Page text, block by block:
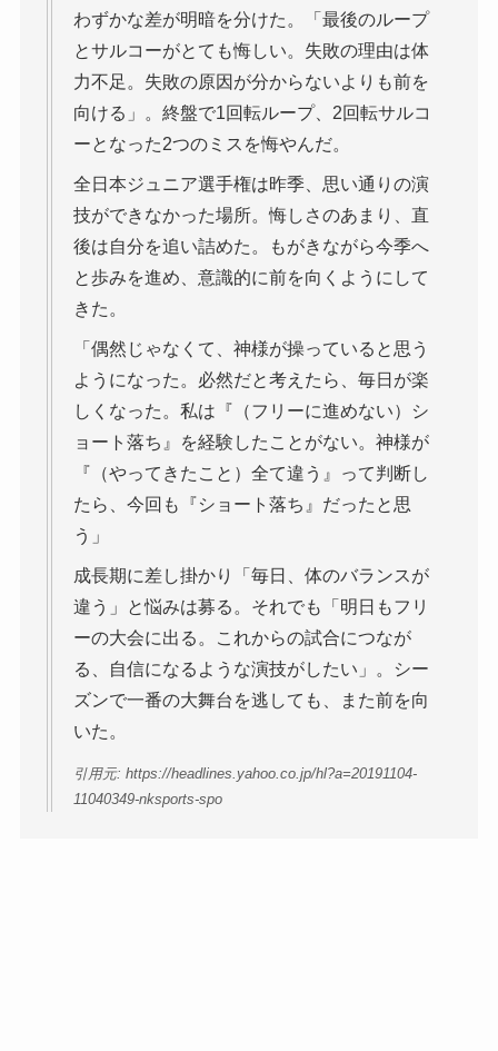
わずかな差が明暗を分けた。「最後のループ
とサルコーがとても悔しい。失敗の理由は体
力不足。失敗の原因が分からないよりも前を
向ける」。終盤で1回転ループ、2回転サルコ
ーとなった2つのミスを悔やんだ。
全日本ジュニア選手権は昨季、思い通りの演
技ができなかった場所。悔しさのあまり、直
後は自分を追い詰めた。もがきながら今季へ
と歩みを進め、意識的に前を向くようにして
きた。
「偶然じゃなくて、神様が操っていると思う
ようになった。必然だと考えたら、毎日が楽
しくなった。私は『（フリーに進めない）シ
ョート落ち』を経験したことがない。神様が
『（やってきたこと）全て違う』って判断し
たら、今回も『ショート落ち』だったと思
う」
成長期に差し掛かり「毎日、体のバランスが
違う」と悩みは募る。それでも「明日もフリ
ーの大会に出る。これからの試合につなが
る、自信になるような演技がしたい」。シー
ズンで一番の大舞台を逃しても、また前を向
いた。
引用元: https://headlines.yahoo.co.jp/hl?a=20191104-
11040349-nksports-spo